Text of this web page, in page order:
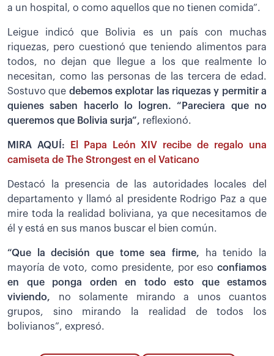
a un hospital, o como aquellos que no tienen comida”.
Leigue indicó que Bolivia es un país con muchas
riquezas, pero cuestionó que teniendo alimentos para
todos, no dejan que llegue a los que realmente lo
necesitan, como las personas de las tercera de edad.
Sostuvo que debemos explotar las riquezas y permitir a
quienes saben hacerlo lo logren. “Pareciera que no
queremos que Bolivia surja”, reflexionó.
MIRA AQUÍ:
El Papa León XIV recibe de regalo una
camiseta de The Strongest en el Vaticano
Destacó la presencia de las autoridades locales del
departamento y llamó al presidente Rodrigo Paz a que
mire toda la realidad boliviana, ya que necesitamos de
él y está en sus manos buscar el bien común.
“Que la decisión que tome sea firme, ha tenido la
mayoría de voto, como presidente, por eso confiamos
en que ponga orden en todo esto que estamos
viviendo, no solamente mirando a unos cuantos
grupos, sino mirando la realidad de todos los
bolivianos”, expresó.